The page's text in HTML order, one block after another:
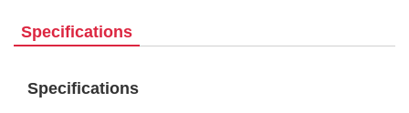
Specifications
Specifications